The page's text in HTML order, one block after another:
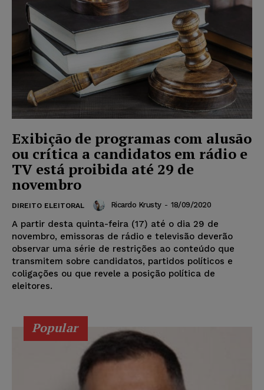
Exibição de programas com alusão
ou crítica a candidatos em rádio e
TV está proibida até 29 de
novembro
DIREITO ELEITORAL Ricardo Krusty - 18/09/2020
A partir desta quinta-feira (17) até o dia 29 de
novembro, emissoras de rádio e televisão deverão
observar uma série de restrições ao conteúdo que
transmitem sobre candidatos, partidos políticos e
coligações ou que revele a posição política de
eleitores.
Popular